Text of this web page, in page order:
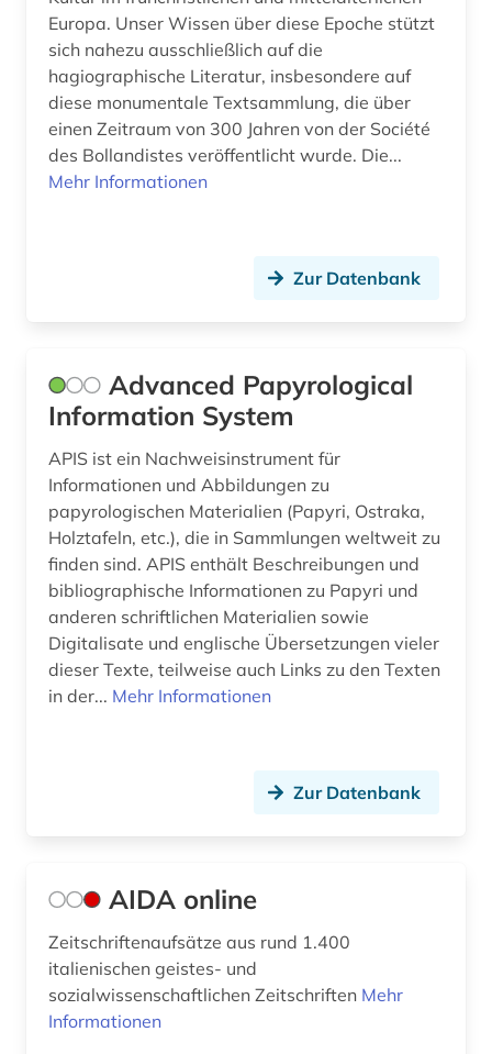
gregorius nyssenus (1)
gregorius, nyssenus | bischof (1)
griechenland (5)
griechenland (2)
griechenland altertum (4)
griechisch-römisches ägypten (3)
griechische grammatik (1)
griechische literatur (1)
großbritannien (4)
gräzistik (4)
hagiografie (1)
handbuch (1)
handschrift (16)
hellenismus (1)
heroisierung (1)
Europa. Unser Wissen über diese Epoche stützt
sich nahezu ausschließlich auf die
hagiographische Literatur, insbesondere auf
diese monumentale Textsammlung, die über
einen Zeitraum von 300 Jahren von der Société
des Bollandistes veröffentlicht wurde. Die...
Mehr Informationen
Zur Datenbank
Advanced Papyrological
Information System
APIS ist ein Nachweisinstrument für
Informationen und Abbildungen zu
papyrologischen Materialien (Papyri, Ostraka,
Holztafeln, etc.), die in Sammlungen weltweit zu
finden sind. APIS enthält Beschreibungen und
bibliographische Informationen zu Papyri und
anderen schriftlichen Materialien sowie
Digitalisate und englische Übersetzungen vieler
dieser Texte, teilweise auch Links zu den Texten
in der... Mehr Informationen
Zur Datenbank
AIDA online
Zeitschriftenaufsätze aus rund 1.400
italienischen geistes- und
sozialwissenschaftlichen Zeitschriften Mehr
Informationen